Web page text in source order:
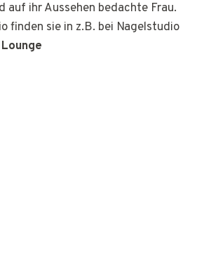
auf ihr Aussehen bedachte Frau.
finden sie in z.B. bei Nagelstudio